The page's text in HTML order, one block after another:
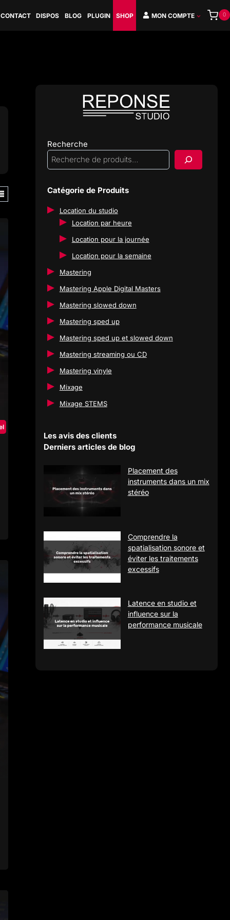
CONTACT DISPOS BLOG PLUGIN SHOP MON COMPTE 0
Recherche
Catégorie de Produits
Location du studio
Location par heure
Location pour la journée
Location pour la semaine
Mastering
Mastering Apple Digital Masters
Mastering slowed down
Mastering sped up
Mastering sped up et slowed down
Mastering streaming ou CD
Mastering vinyle
Mixage
Mixage STEMS
Les avis des clients
Derniers articles de blog
Placement des
instruments dans un mix
stéréo
Comprendre la
spatialisation sonore et
éviter les traitements
excessifs
Latence en studio et
influence sur la
performance musicale